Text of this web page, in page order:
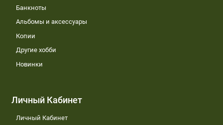
Банкноты
Альбомы и аксессуары
Копии
Другие хобби
Новинки
Личный Кабинет
Личный Кабинет